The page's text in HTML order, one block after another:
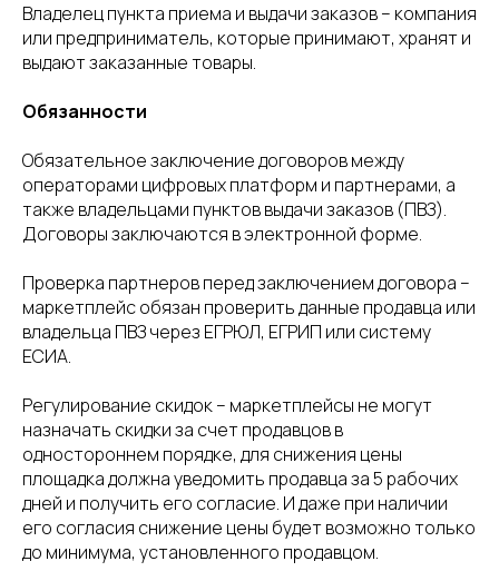
Владелец пункта приема и выдачи заказов – компания
или предприниматель, которые принимают, хранят и
выдают заказанные товары.
Обязанности
Обязательное заключение договоров между
операторами цифровых платформ и партнерами, а
также владельцами пунктов выдачи заказов (ПВЗ).
Договоры заключаются в электронной форме.
Проверка партнеров перед заключением договора –
маркетплейс обязан проверить данные продавца или
владельца ПВЗ через ЕГРЮЛ, ЕГРИП или систему
ЕСИА.
Регулирование скидок – маркетплейсы не могут
назначать скидки за счет продавцов в
одностороннем порядке, для снижения цены
площадка должна уведомить продавца за 5 рабочих
дней и получить его согласие. И даже при наличии
его согласия снижение цены будет возможно только
до минимума, установленного продавцом.